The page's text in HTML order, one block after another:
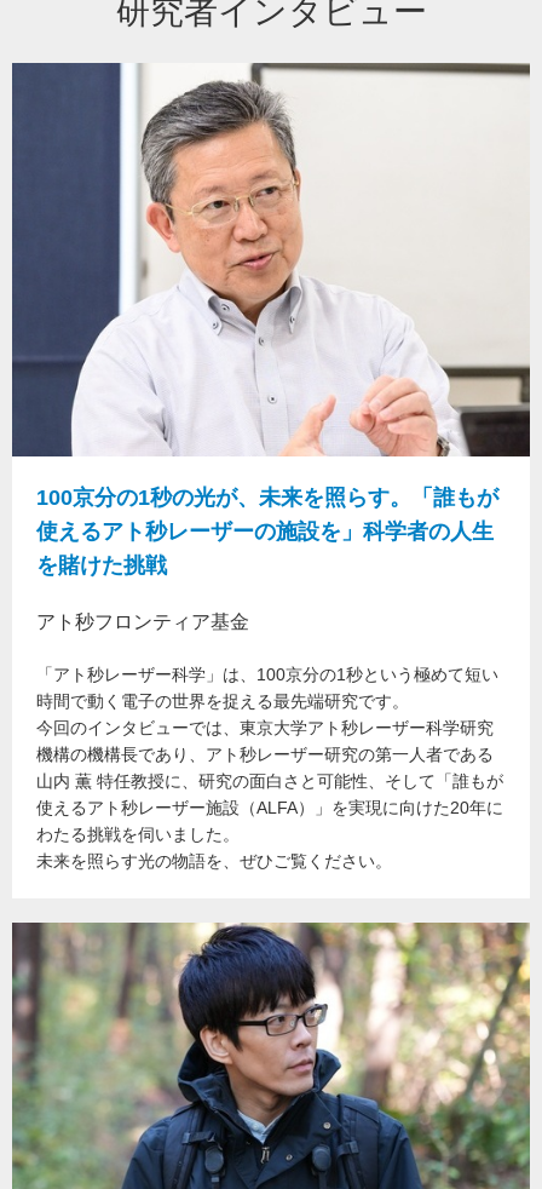
研究者インタビュー
100京分の1秒の光が、未来を照らす。「誰もが
使えるアト秒レーザーの施設を」科学者の人生
を賭けた挑戦
アト秒フロンティア基金
「アト秒レーザー科学」は、100京分の1秒という極めて短い
時間で動く電子の世界を捉える最先端研究です。
今回のインタビューでは、東京大学アト秒レーザー科学研究
機構の機構長であり、アト秒レーザー研究の第一人者である
山内 薫 特任教授に、研究の面白さと可能性、そして「誰もが
使えるアト秒レーザー施設（ALFA）」を実現に向けた20年に
わたる挑戦を伺いました。
未来を照らす光の物語を、ぜひご覧ください。